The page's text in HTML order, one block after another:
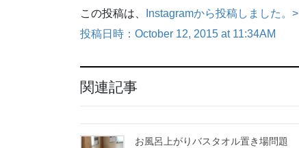
この投稿は、
Instagramから投稿しました。>
投稿日時：October 12, 2015 at 11:34AM
関連記事
お風呂上がりバスタオル置き場問題